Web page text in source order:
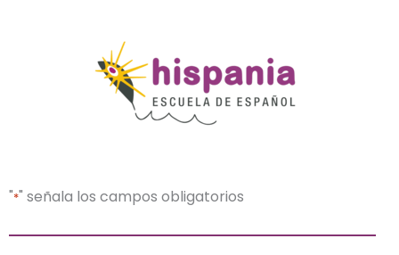
"*" señala los campos obligatorios